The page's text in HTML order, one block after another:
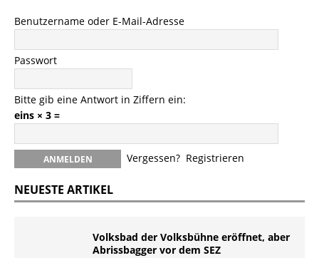
Benutzername oder E-Mail-Adresse
Passwort
Bitte gib eine Antwort in Ziffern ein:
eins × 3 =
Vergessen? Registrieren
NEUESTE ARTIKEL
Volksbad der Volksbühne eröffnet, aber
Abrissbagger vor dem SEZ